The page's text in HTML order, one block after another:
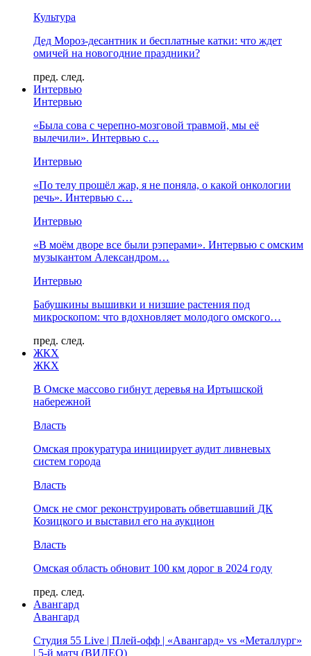
Культура
Дед Мороз-десантник и бесплатные катки: что ждет
омичей на новогодние праздники?
пред. след.
Интервью
Интервью
«Была сова с черепно-мозговой травмой, мы её
вылечили». Интервью с…
Интервью
«По телу прошёл жар, я не поняла, о какой онкологии
речь». Интервью с…
Интервью
«В моём дворе все были рэперами». Интервью с омским
музыкантом Александром…
Интервью
Бабушкины вышивки и низшие растения под
микроскопом: что вдохновляет молодого омского…
пред. след.
ЖКХ
ЖКХ
В Омске массово гибнут деревья на Иртышской
набережной
Власть
Омская прокуратура инициирует аудит ливневых
систем города
Власть
Омск не смог реконструировать обветшавший ДК
Козицкого и выставил его на аукцион
Власть
Омская область обновит 100 км дорог в 2024 году
пред. след.
Авангард
Авангард
Студия 55 Live | Плей-офф | «Авангард» vs «Металлург»
| 5-й матч (ВИДЕО)